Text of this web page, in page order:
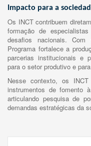
Impacto para a
Os INCT contribuem
formação de
desafios nacionais.
Programa fortalece a
parcerias institucionais e
para o setor produtivo e
Nesse contexto, os
instrumentos de fomento
articulando pesquisa de
demandas estratégicas da